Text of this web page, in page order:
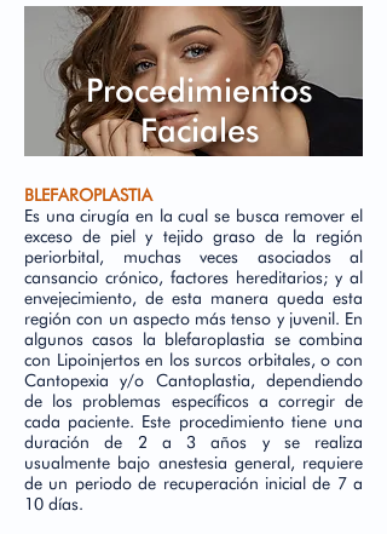
BLEFAROPLASTIA
Es una cirugía en la cual se busca remover el
exceso de piel y tejido graso de la región
periorbital, muchas veces asociados al
cansancio crónico, factores hereditarios; y al
envejecimiento, de esta manera queda esta
región con un aspecto más tenso y juvenil. En
algunos casos la blefaroplastia se combina
con Lipoinjertos en los surcos orbitales, o con
Cantopexia y/o Cantoplastia, dependiendo
de los problemas específicos a corregir de
cada paciente. Este procedimiento tiene una
duración de 2 a 3 años y se realiza
usualmente bajo anestesia general, requiere
de un periodo de recuperación inicial de 7 a
10 días.
Procedimientos
Faciales